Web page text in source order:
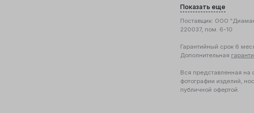
Показать еще
Поставщик: ООО
220037, пом. 6-10
Гарантийный срок 6
Дополнительная
Вся представленная на
фотографии изделий,
публичной офертой.